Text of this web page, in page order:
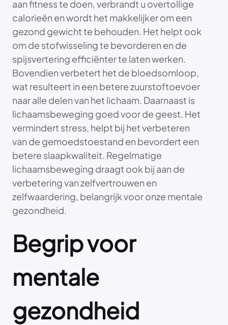
aan fitness te doen, verbrandt u overtollige
calorieën en wordt het makkelijker om een
gezond gewicht te behouden. Het helpt ook
om de stofwisseling te bevorderen en de
spijsvertering efficiënter te laten werken.
Bovendien verbetert het de bloedsomloop,
wat resulteert in een betere zuurstoftoevoer
naar alle delen van het lichaam. Daarnaast is
lichaamsbeweging goed voor de geest. Het
vermindert stress, helpt bij het verbeteren
van de gemoedstoestand en bevordert een
betere slaapkwaliteit. Regelmatige
lichaamsbeweging draagt ook bij aan de
verbetering van zelfvertrouwen en
zelfwaardering, belangrijk voor onze mentale
gezondheid.
Begrip voor
mentale
gezondheid